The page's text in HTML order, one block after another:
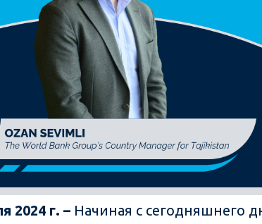
2024 г. – Начиная с сегодняшнего